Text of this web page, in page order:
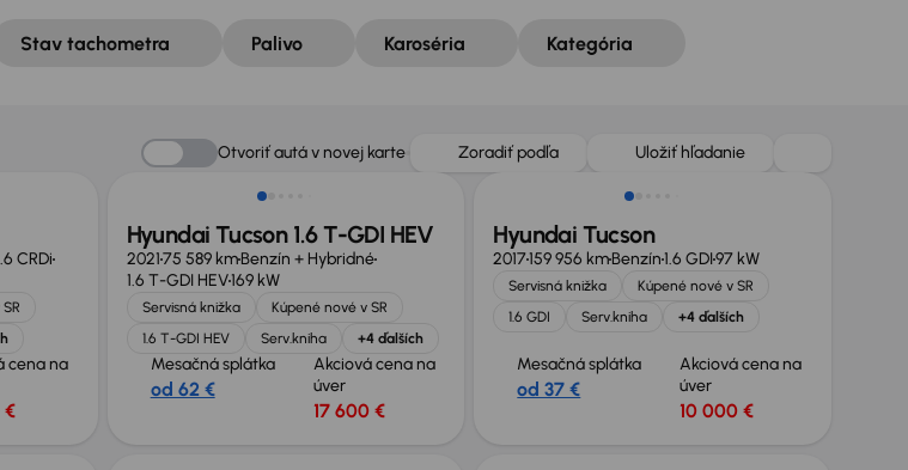
Stav tachometra Palivo Karoséria Kategória
Otvoriť autá v novej karte Zoradiť podľa Uložiť hľadanie
CRDi
cena na
€
Zlacnené o 1 000 €
Hyundai Tucson 1.6 T-GDI HEV
202175 589 kmBenzín + Hybridné
1.6 T-GDI HEV169 kW
Servisná knižka
Kúpené nové v SR
1.6 T-GDI HEV
Serv.kniha +4 ďalších
Mesačná splátka
od 62 €
Akciová cena na
úver
17 600 €
Zlacnené o 500 €
Hyundai Tucson
2017159 956 kmBenzín1.6 GDI97 kW
Servisná knižka
Kúpené nové v SR
1.6 GDI
Serv.kniha +4 ďalších
Mesačná splátka
od 37 €
Akciová cena na
úver
10 000 €